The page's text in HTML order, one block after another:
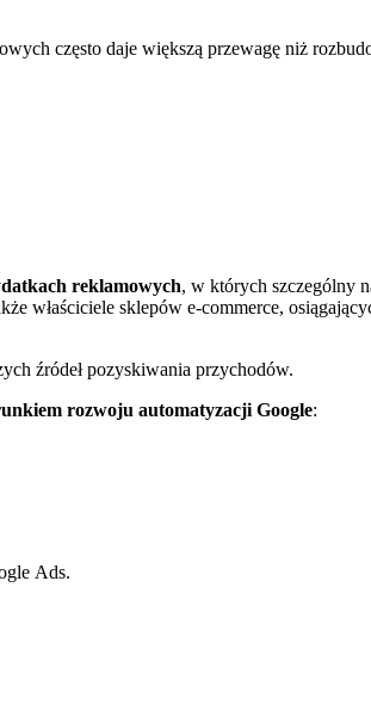
często daje większą przewagę niż
reklamowych, w których szczególny
właściciele sklepów e-commerce,
źródeł pozyskiwania przychodów.
rozwoju automatyzacji Google:
Ads.